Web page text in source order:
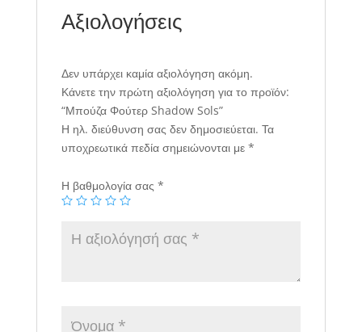
Αξιολογήσεις
Δεν υπάρχει καμία αξιολόγηση ακόμη.
Κάνετε την πρώτη αξιολόγηση για το προϊόν:
“Μπούζα Φούτερ Shadow Sols”
Η ηλ. διεύθυνση σας δεν δημοσιεύεται. Τα
υποχρεωτικά πεδία σημειώνονται με *
Η βαθμολογία σας *